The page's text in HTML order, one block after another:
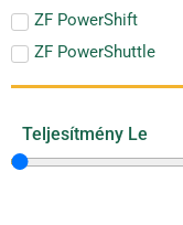
ZF PowerShift
ZF PowerShuttle
Teljesítmény Le